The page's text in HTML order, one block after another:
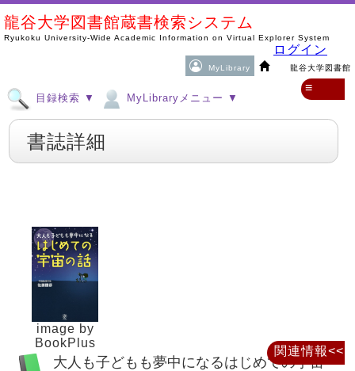
龍谷大学図書館蔵書検索システム
Ryukoku University-Wide Academic Information on Virtual Explorer System
MyLibrary 龍谷大学図書館
ログイン
目録検索 ▼ MyLibraryメニュー ▼
≡
書誌詳細
image by
BookPlus
大人も子どもも夢中になるはじめての宇宙
関連情報<<